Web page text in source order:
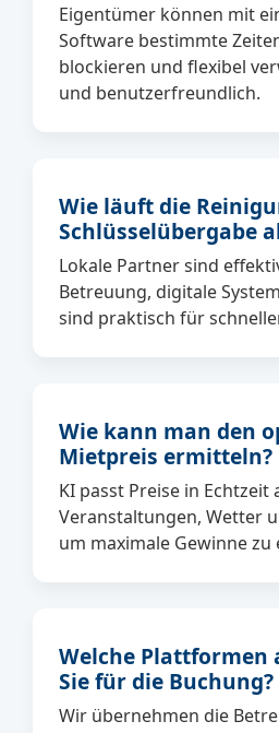
Eigentümer können mit
Software bestimmte
blockieren und flexibel
und benutzerfreundlich.
Wie läuft die
Schlüsselübergabe
Lokale Partner sind
Betreuung, digitale
sind praktisch für
Wie kann man den
Mietpreis ermitteln?
KI passt Preise in Echtzeit
Veranstaltungen, Wetter
um maximale Gewinne zu
Welche Plattformen
Sie für die Buchung?
Wir übernehmen die